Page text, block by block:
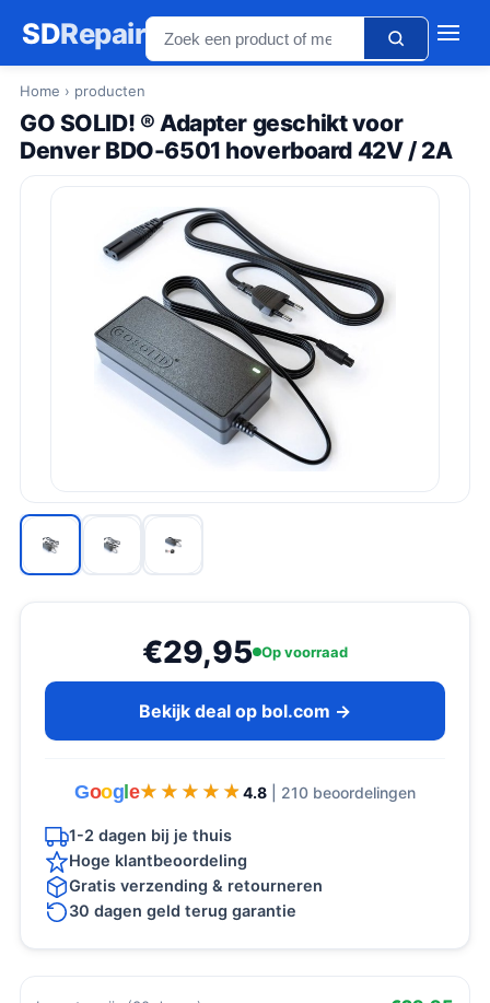
SDRepair
Home › producten
GO SOLID! ® Adapter geschikt voor
Denver BDO-6501 hoverboard 42V / 2A
€29,95 Op voorraad
Bekijk deal op bol.com →
Goog e★★★★★
★★★★★ 4.8 | 210 beoordelingen
1-2 dagen bij je thuis
Hoge klantbeoordeling
Gratis verzending & retourneren
30 dagen geld terug garantie